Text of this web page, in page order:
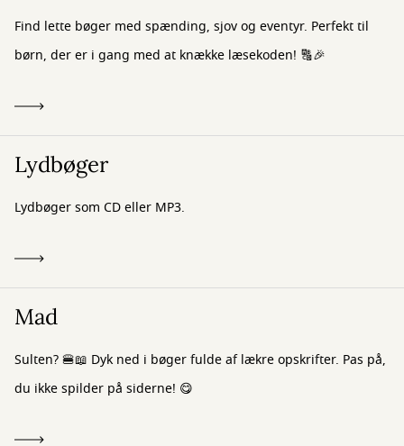
Find lette bøger med spænding, sjov og eventyr. Perfekt til
børn, der er i gang med at knække læsekoden! 🔠🎉
Lydbøger
Lydbøger som CD eller MP3.
Mad
Sulten? 🍔📖 Dyk ned i bøger fulde af lækre opskrifter. Pas på,
du ikke spilder på siderne! 😋